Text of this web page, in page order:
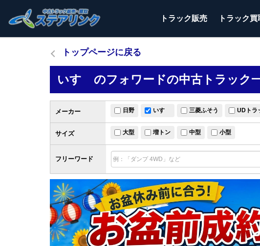
トラック販売 トラック買
トップページに戻る
いすゞのフォワードの中古トラック
サイズ 大型 増トン 中型 小型
フリーワード
メーカー 日野 いすゞ 三菱ふそう UDトラ